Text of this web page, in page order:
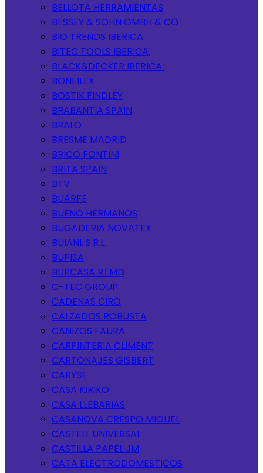
BELLOTA HERRAMIENTAS
BESSEY & SOHN GMBH & CO
BIO TRENDS IBERICA
BITEC TOOLS IBERICA.
BLACK&DECKER IBERICA.
BONFILEX
BOSTIK FINDLEY
BRABANTIA SPAIN
BRALO
BRESME MADRID
BRICO FONTINI
BRITA SPAIN
BTV
BUARFE
BUENO HERMANOS
BUGADERIA NOVATEX
BUIANI, S.R.L.
BUPISA
BURCASA RTMD
C-TEC GROUP
CADENAS CIRO
CALZADOS ROBUSTA
CANIZOS FAURA
CARPINTERIA CLIMENT
CARTONAJES GISBERT
CARYSE
CASA KIRIKO
CASA LLEBARIAS
CASANOVA CRESPO MIGUEL
CASTELL UNIVERSAL
CASTILLA PAPEL JM
CATA ELECTRODOMESTICOS